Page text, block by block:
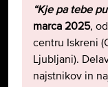
“Kje pa tebe
marca 2025,
centru Iskreni
Ljubljani).
najstnikov in